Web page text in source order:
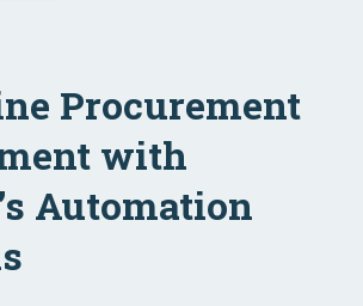
Procurement
with
Automation